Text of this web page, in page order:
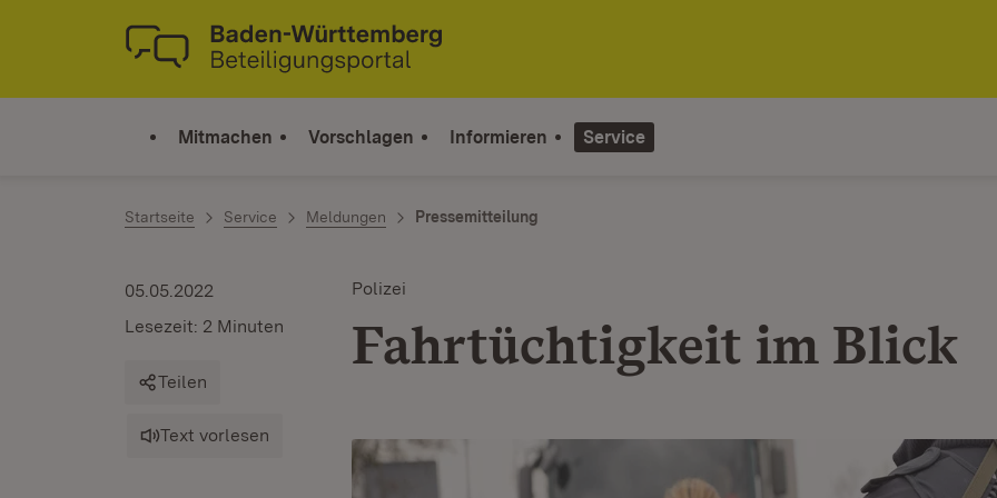
Zum Inhalt springen
Link zur Startseite
Mitmachen Vorschlagen Informieren Service
Startseite Service Meldungen Pressemitteilung
Polizei
Fahrtüchtigkeit im Blick
05.05.2022
Lesezeit: 2 Minuten
Teilen
Text vorlesen